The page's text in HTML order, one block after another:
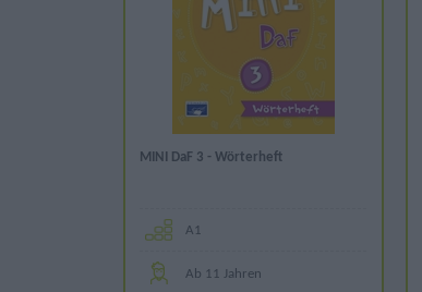
MINI DaF 3 - Wörterheft
Α1
Ab 11 Jahren